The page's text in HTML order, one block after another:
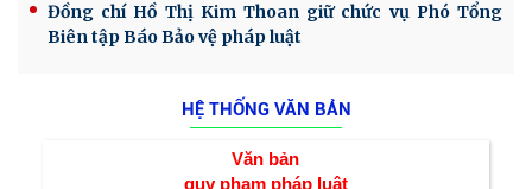
Đồng chí Hồ Thị Kim Thoan giữ chức vụ Phó Tổng
Biên tập Báo Bảo vệ pháp luật
HỆ THỐNG VĂN BẢN
Văn bản
quy phạm pháp luật